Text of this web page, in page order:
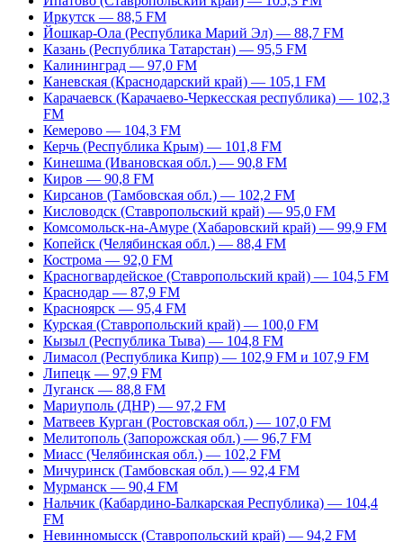
Иркутск — 88,5 FM
Йошкар-Ола (Республика Марий Эл) — 88,7 FM
Казань (Республика Татарстан) — 95,5 FM
Калининград — 97,0 FM
Каневская (Краснодарский край) — 105,1 FM
Карачаевск (Карачаево-Черкесская республика) — 102,3
FM
Кемерово — 104,3 FM
Керчь (Республика Крым) — 101,8 FM
Кинешма (Ивановская обл.) — 90,8 FM
Киров — 90,8 FM
Кирсанов (Тамбовская обл.) — 102,2 FM
Кисловодск (Ставропольский край) — 95,0 FM
Комсомольск-на-Амуре (Хабаровский край) — 99,9 FM
Копейск (Челябинская обл.) — 88,4 FM
Кострома — 92,0 FM
Красногвардейское (Ставропольский край) — 104,5 FM
Краснодар — 87,9 FM
Красноярск — 95,4 FM
Курская (Ставропольский край) — 100,0 FM
Кызыл (Республика Тыва) — 104,8 FM
Лимасол (Республика Кипр) — 102,9 FM и 107,9 FM
Липецк — 97,9 FM
Луганск — 88,8 FM
Мариуполь (ДНР) — 97,2 FM
Матвеев Курган (Ростовская обл.) — 107,0 FM
Мелитополь (Запорожская обл.) — 96,7 FM
Миасс (Челябинская обл.) — 102,2 FM
Мичуринск (Тамбовская обл.) — 92,4 FM
Мурманск — 90,4 FM
Нальчик (Кабардино-Балкарская Республика) — 104,4
FM
Невинномысск (Ставропольский край) — 94,2 FM